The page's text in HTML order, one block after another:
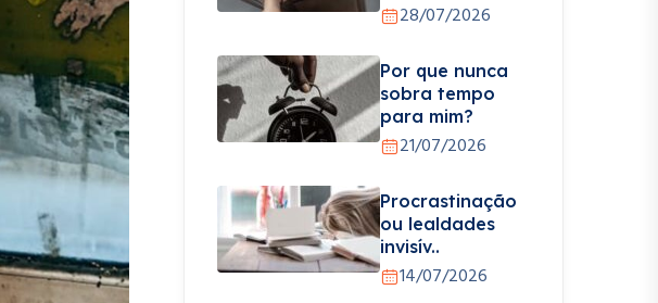
28/07/2026
Por que nunca
sobra tempo
para mim?
21/07/2026
Procrastinação
ou lealdades
invisív..
14/07/2026